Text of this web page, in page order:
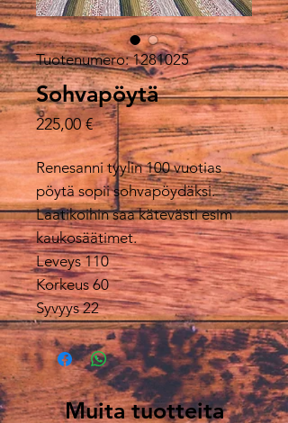
Tuotenumero: 1281025
Sohvapöytä
225,00 €Hinta
Renesanni tyylin 100 vuotias
pöytä sopii sohvapöydäksi.
Laatikoihin saa kätevästi esim
kaukosäätimet.
Leveys 110
Korkeus 60
Syvyys 22
Muita tuotteita